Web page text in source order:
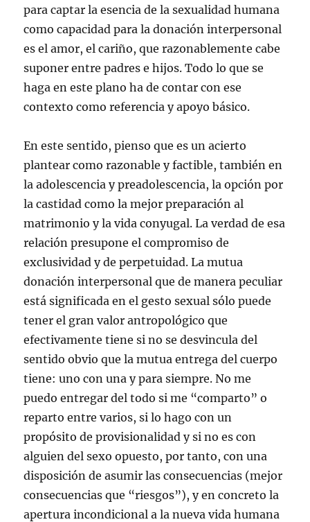
para captar la esencia de la sexualidad humana
como capacidad para la donación interpersonal
es el amor, el cariño, que razonablemente cabe
suponer entre padres e hijos. Todo lo que se
haga en este plano ha de contar con ese
contexto como referencia y apoyo básico.
En este sentido, pienso que es un acierto
plantear como razonable y factible, también en
la adolescencia y preadolescencia, la opción por
la castidad como la mejor preparación al
matrimonio y la vida conyugal. La verdad de esa
relación presupone el compromiso de
exclusividad y de perpetuidad. La mutua
donación interpersonal que de manera peculiar
está significada en el gesto sexual sólo puede
tener el gran valor antropológico que
efectivamente tiene si no se desvincula del
sentido obvio que la mutua entrega del cuerpo
tiene: uno con una y para siempre. No me
puedo entregar del todo si me “comparto” o
reparto entre varios, si lo hago con un
propósito de provisionalidad y si no es con
alguien del sexo opuesto, por tanto, con una
disposición de asumir las consecuencias (mejor
consecuencias que “riesgos”), y en concreto la
apertura incondicional a la nueva vida humana